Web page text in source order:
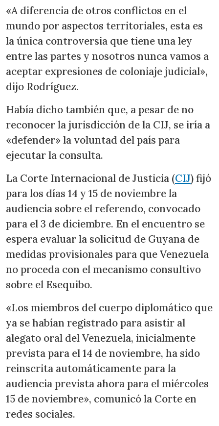
«A diferencia de otros conflictos en el
mundo por aspectos territoriales, esta es
la única controversia que tiene una ley
entre las partes y nosotros nunca vamos a
aceptar expresiones de coloniaje judicial»,
dijo Rodríguez.
Había dicho también que, a pesar de no
reconocer la jurisdicción de la CIJ, se iría a
«defender» la voluntad del país para
ejecutar la consulta.
La Corte Internacional de Justicia (CIJ) fijó
para los días 14 y 15 de noviembre la
audiencia sobre el referendo, convocado
para el 3 de diciembre. En el encuentro se
espera evaluar la solicitud de Guyana de
medidas provisionales para que Venezuela
no proceda con el mecanismo consultivo
sobre el Esequibo.
«Los miembros del cuerpo diplomático que
ya se habían registrado para asistir al
alegato oral del Venezuela, inicialmente
prevista para el 14 de noviembre, ha sido
reinscrita automáticamente para la
audiencia prevista ahora para el miércoles
15 de noviembre», comunicó la Corte en
redes sociales.